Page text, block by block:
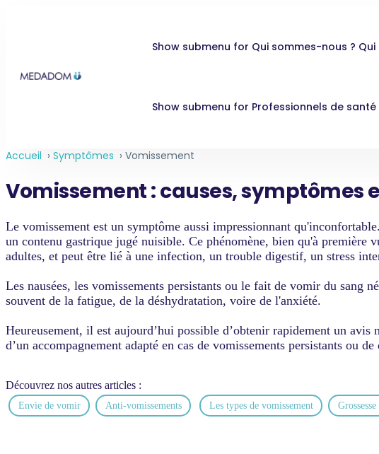
Show submenu for Qui sommes-nous ?
Show submenu for Professionnels de santé
Accueil › Symptômes › Vomissement
Vomissement : causes, symptômes
Le vomissement est un symptôme aussi impressionnant
un contenu gastrique jugé nuisible. Ce phénomène, bien qu'à première
adultes, et peut être lié à une infection, un trouble digestif, un stress
Les nausées, les vomissements persistants ou le fait de vomir du sang
souvent de la fatigue, de la déshydratation, voire de l'anxiété.
Heureusement, il est aujourd’hui possible d’obtenir rapidement un avis
d’un accompagnement adapté en cas de vomissements persistants ou
Découvrez nos autres articles :
Envie de vomir Anti-vomissements Les types de vomissement